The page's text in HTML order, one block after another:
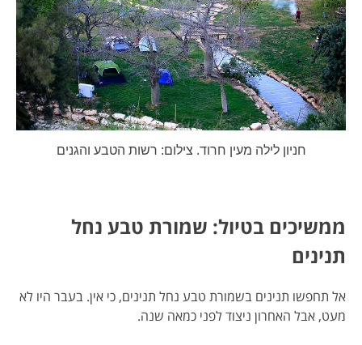
חניון לילה מעין חרוד. צילום: רשות הטבע והגנים
ממשיכים בטיול: שמורת טבע נחל
תנינים
אל תחפשו תנינים בשמורת טבע נחל תנינים, כי אין. בעבר היו לא
מעט, אבל האחרון ניצוד לפני כמאה שנה.